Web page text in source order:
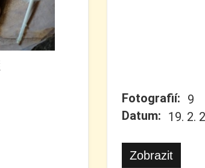
Fotografií: 9
Datum: 19. 2.
Zobrazit